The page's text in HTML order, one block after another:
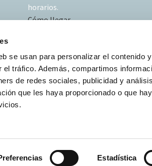
se usan para personalizar el contenido
tráfico. Además, compartimos
de redes sociales, publicidad y
que les haya proporcionado o que
Estadística
horarios.
Cómo llegar